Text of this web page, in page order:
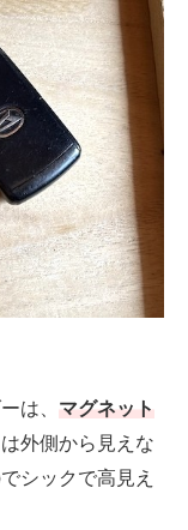
は、 マグネット
外側から見えな
シックで高見え